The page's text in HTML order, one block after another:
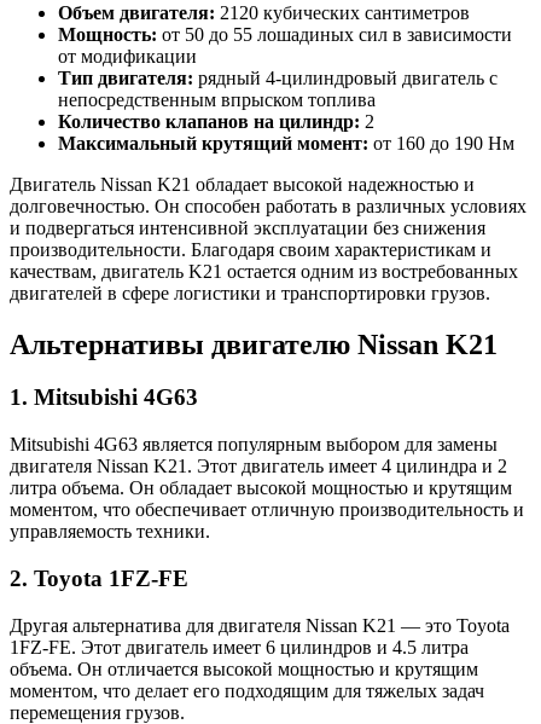
Объем двигателя: 2120 кубических сантиметров
Мощность: от 50 до 55 лошадиных сил в зависимости
от модификации
Тип двигателя: рядный 4-цилиндровый двигатель с
непосредственным впрыском топлива
Количество клапанов на цилиндр: 2
Максимальный крутящий момент: от 160 до 190 Нм
Двигатель Nissan K21 обладает высокой надежностью и
долговечностью. Он способен работать в различных условиях
и подвергаться интенсивной эксплуатации без снижения
производительности. Благодаря своим характеристикам и
качествам, двигатель K21 остается одним из востребованных
двигателей в сфере логистики и транспортировки грузов.
Альтернативы двигателю Nissan K21
1. Mitsubishi 4G63
Mitsubishi 4G63 является популярным выбором для замены
двигателя Nissan K21. Этот двигатель имеет 4 цилиндра и 2
литра объема. Он обладает высокой мощностью и крутящим
моментом, что обеспечивает отличную производительность и
управляемость техники.
2. Toyota 1FZ-FE
Другая альтернатива для двигателя Nissan K21 — это Toyota
1FZ-FE. Этот двигатель имеет 6 цилиндров и 4.5 литра
объема. Он отличается высокой мощностью и крутящим
моментом, что делает его подходящим для тяжелых задач
перемещения грузов.